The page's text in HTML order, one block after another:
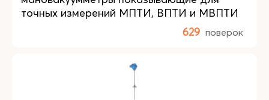
точных измерений МПТИ, ВПТИ и МВПТИ
629 поверок